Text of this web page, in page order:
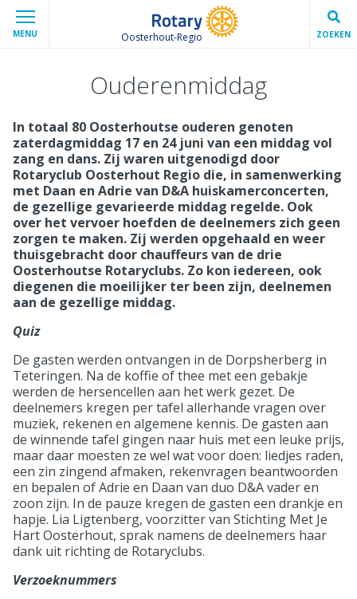
MENU Oosterhout-Regio ZOEKEN
Ouderenmiddag
In totaal 80 Oosterhoutse ouderen genoten
zaterdagmiddag 17 en 24 juni van een middag vol
zang en dans. Zij waren uitgenodigd door
Rotaryclub Oosterhout Regio die, in samenwerking
met Daan en Adrie van D&A huiskamerconcerten,
de gezellige gevarieerde middag regelde. Ook
over het vervoer hoefden de deelnemers zich geen
zorgen te maken. Zij werden opgehaald en weer
thuisgebracht door chauffeurs van de drie
Oosterhoutse Rotaryclubs. Zo kon iedereen, ook
diegenen die moeilijker ter been zijn, deelnemen
aan de gezellige middag.
Quiz
De gasten werden ontvangen in de Dorpsherberg in
Teteringen. Na de koffie of thee met een gebakje
werden de hersencellen aan het werk gezet. De
deelnemers kregen per tafel allerhande vragen over
muziek, rekenen en algemene kennis. De gasten aan
de winnende tafel gingen naar huis met een leuke prijs,
maar daar moesten ze wel wat voor doen: liedjes raden,
een zin zingend afmaken, rekenvragen beantwoorden
en bepalen of Adrie en Daan van duo D&A vader en
zoon zijn. In de pauze kregen de gasten een drankje en
hapje. Lia Ligtenberg, voorzitter van Stichting Met Je
Hart Oosterhout, sprak namens de deelnemers haar
dank uit richting de Rotaryclubs.
Verzoeknummers